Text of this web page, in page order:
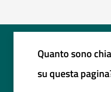
Quanto sono
su questa